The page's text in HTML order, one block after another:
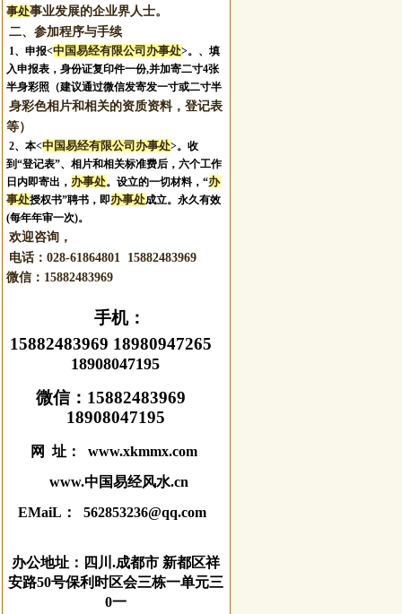
事处事业发展的企业界人士。
二、参加程序与手续
1、申报<中国易经有限公司办事处>。 、填
入申报表，身份证复印件一份,并加寄二寸4张
半身彩照（建议通过微信发寄发一寸或二寸半
身彩色相片和相关的资质资料，登记表
等）
2、本<中国易经有限公司办事处>。收
到“登记表”、相片和相关标准费后，六个工作
日内即寄出， 办事处。设立的一切材料，“办
事处授权书”聘书，即办事处成立。永久有效
(每年年审一次)。
欢迎咨询，
电话：028-61864801 15882483969
微信： 15882483969
手机：
15882483969 18980947265
18908047195
微信： 15882483969
18908047195
网 址： www.xkmmx.com
www.中国易经风水.cn
EMaiL： 562853236@qq.com
办公地址：四川.成都市 新都区祥
安路50号保利时区会三栋一单元三
0一